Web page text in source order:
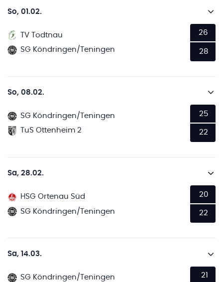
So, 01.02.
TV Todtnau
SG Köndringen/Teningen
26
28
So, 08.02.
SG Köndringen/Teningen
TuS Ottenheim 2
25
22
Sa, 28.02.
HSG Ortenau Süd
SG Köndringen/Teningen
20
22
Sa, 14.03.
SG Köndringen/Teningen
21